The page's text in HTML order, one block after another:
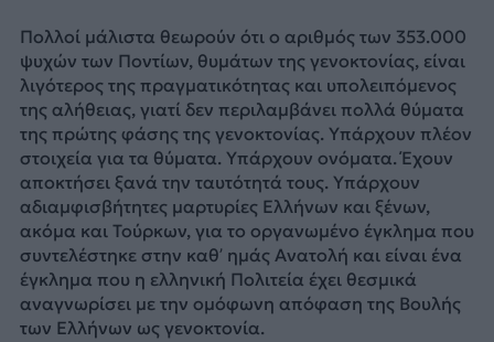
Πολλοί μάλιστα θεωρούν ότι ο αριθμός των 353.000
ψυχών των Ποντίων, θυμάτων της γενοκτονίας, είναι
λιγότερος της πραγματικότητας και υπολειπόμενος
της αλήθειας, γιατί δεν περιλαμβάνει πολλά θύματα
της πρώτης φάσης της γενοκτονίας. Υπάρχουν πλέον
στοιχεία για τα θύματα. Υπάρχουν ονόματα. Έχουν
αποκτήσει ξανά την ταυτότητά τους. Υπάρχουν
αδιαμφισβήτητες μαρτυρίες Ελλήνων και ξένων,
ακόμα και Τούρκων, για το οργανωμένο έγκλημα που
συντελέστηκε στην καθ’ ημάς Ανατολή και είναι ένα
έγκλημα που η ελληνική Πολιτεία έχει θεσμικά
αναγνωρίσει με την ομόφωνη απόφαση της Βουλής
των Ελλήνων ως γενοκτονία.